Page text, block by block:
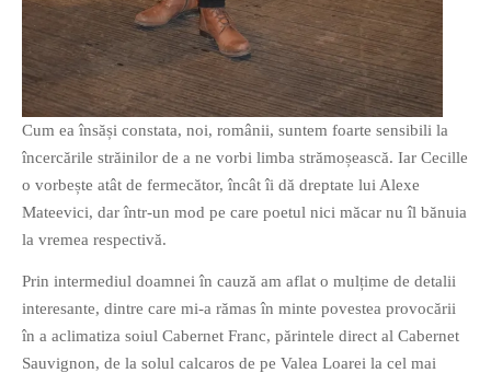
Cum ea însăși constata, noi, românii, suntem foarte sensibili la
încercările străinilor de a ne vorbi limba strămoșească. Iar Cecille
o vorbește atât de fermecător, încât îi dă dreptate lui Alexe
Mateevici, dar într-un mod pe care poetul nici măcar nu îl bănuia
la vremea respectivă.
Prin intermediul doamnei în cauză am aflat o mulțime de detalii
interesante, dintre care mi-a rămas în minte povestea provocării
în a aclimatiza soiul Cabernet Franc, părintele direct al Cabernet
Sauvignon, de la solul calcaros de pe Valea Loarei la cel mai